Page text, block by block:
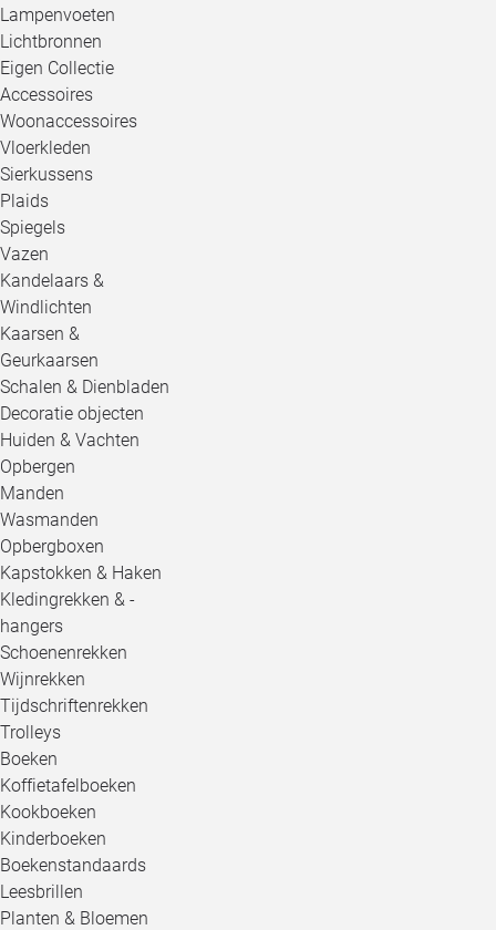
Lampenvoeten
Lichtbronnen
Eigen Collectie
Accessoires
Woonaccessoires
Vloerkleden
Sierkussens
Plaids
Spiegels
Vazen
Kandelaars &
Windlichten
Kaarsen &
Geurkaarsen
Schalen & Dienbladen
Decoratie objecten
Huiden & Vachten
Opbergen
Manden
Wasmanden
Opbergboxen
Kapstokken & Haken
Kledingrekken & -
hangers
Schoenenrekken
Wijnrekken
Tijdschriftenrekken
Trolleys
Boeken
Koffietafelboeken
Kookboeken
Kinderboeken
Boekenstandaards
Leesbrillen
Planten & Bloemen